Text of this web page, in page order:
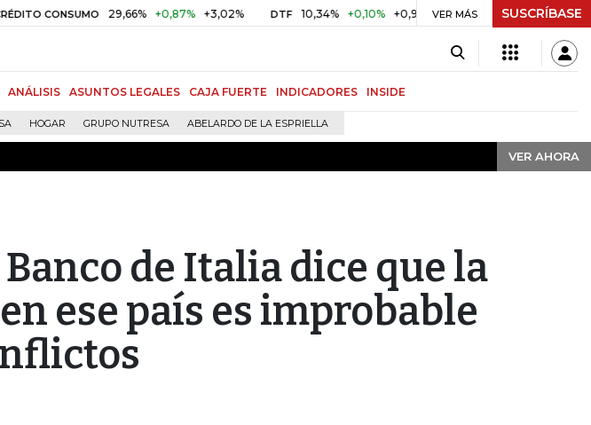
CONSUMO 29,66% +0,87% +3,02% DTF 10,34% +0,10% +0,98% UVR $ 416,91 +$ 0,05 +0,01%
VER MÁS SUSCRÍBASE
ANÁLISIS ASUNTOS LEGALES CAJA FUERTE INDICADORES INSIDE
HOGAR GRUPO NUTRESA ABELARDO DE LA ESPRIELLA
VER AHORA
VER AHORA
de Italia dice que la
ese país es improbable